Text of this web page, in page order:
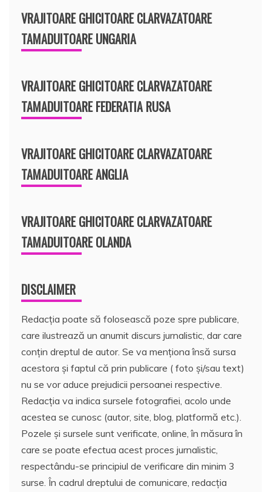
VRAJITOARE GHICITOARE CLARVAZATOARE
TAMADUITOARE UNGARIA
VRAJITOARE GHICITOARE CLARVAZATOARE
TAMADUITOARE FEDERATIA RUSA
VRAJITOARE GHICITOARE CLARVAZATOARE
TAMADUITOARE ANGLIA
VRAJITOARE GHICITOARE CLARVAZATOARE
TAMADUITOARE OLANDA
DISCLAIMER
Redacția poate să folosească poze spre publicare,
care ilustrează un anumit discurs jurnalistic, dar care
conțin dreptul de autor. Se va menționa însă sursa
acestora și faptul că prin publicare ( foto și/sau text)
nu se vor aduce prejudicii persoanei respective.
Redacția va indica sursele fotografiei, acolo unde
acestea se cunosc (autor, site, blog, platformă etc.).
Pozele și sursele sunt verificate, online, în măsura în
care se poate efectua acest proces jurnalistic,
respectându-se principiul de verificare din minim 3
surse. În cadrul dreptului de comunicare, redacția